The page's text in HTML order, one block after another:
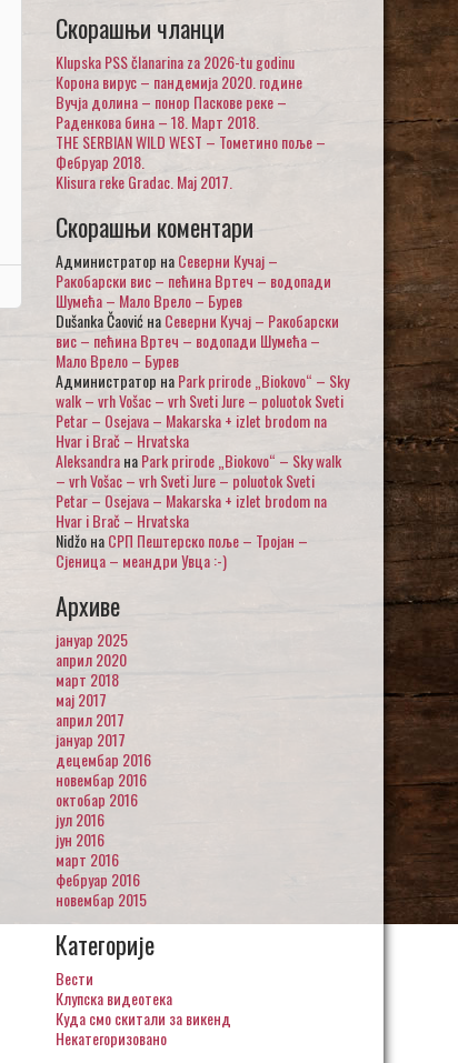
Скорашњи чланци
Klupska PSS članarina za 2026-tu godinu
Корона вирус – пандемија 2020. године
Вучја долина – понор Паскове реке –
Раденкова бина – 18. Март 2018.
THE SERBIAN WILD WEST – Тометино поље –
Фебруар 2018.
Klisura reke Gradac. Maj 2017.
Скорашњи коментари
Администратор наСеверни Кучај –
Ракобарски вис – пећина Вртеч – водопади
Шумећа – Мало Врело – Бурев
Dušanka ČaovićнаСеверни Кучај – Ракобарски
вис – пећина Вртеч – водопади Шумећа –
Мало Врело – Бурев
Администратор наPark prirode „Biokovo“ – Sky
walk – vrh Vošac – vrh Sveti Jure – poluotok Sveti
Petar – Osejava – Makarska + izlet brodom na
Hvar i Brač – Hrvatska
AleksandraнаPark prirode „Biokovo“ – Sky walk
– vrh Vošac – vrh Sveti Jure – poluotok Sveti
Petar – Osejava – Makarska + izlet brodom na
Hvar i Brač – Hrvatska
NidžoнаСРП Пештерско поље – Тројан –
Сјеница – меандри Увца :-)
Архиве
јануар 2025
април 2020
март 2018
мај 2017
април 2017
јануар 2017
децембар 2016
новембар 2016
октобар 2016
јул 2016
јун 2016
март 2016
фебруар 2016
новембар 2015
Категорије
Вести
Клупска видеотека
Куда смо скитали за викенд
Некатегоризовано